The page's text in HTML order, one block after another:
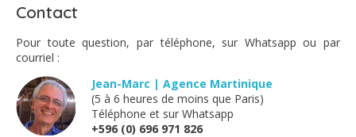
senti "comme à la maison".
Maison conforme aux photos. Literie neuve et de très
bonne qualité. Résidence très calme et proche du
Contact
Pour toute question, par téléphone, sur Whatsapp ou par
courriel :
Jean-Marc | Agence Martinique
(5 à 6 heures de moins que Paris)
Téléphone et sur Whatsapp
+596 (0) 696 971 826